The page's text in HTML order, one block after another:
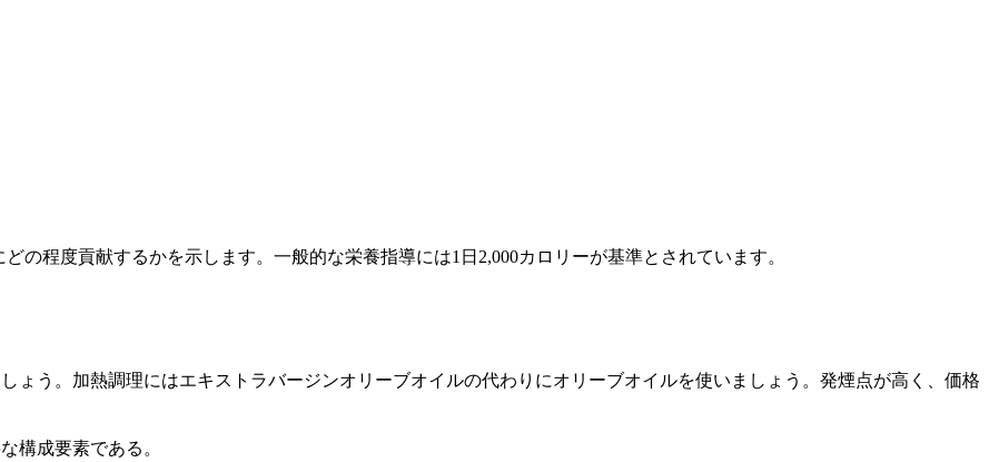
の程度貢献するかを示します。一般的な栄養指導には1日2,000カロリーが基準とされています。
ょう。加熱調理にはエキストラバージンオリーブオイルの代わりにオリーブオイルを使いましょう。発煙点が高く、価格
構成要素である。